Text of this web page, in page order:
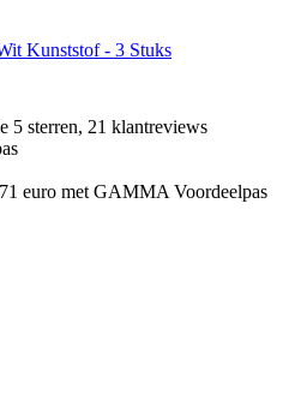
Kunststof - 3 Stuks
5 sterren, 21 klantreviews
euro met GAMMA Voordeelpas